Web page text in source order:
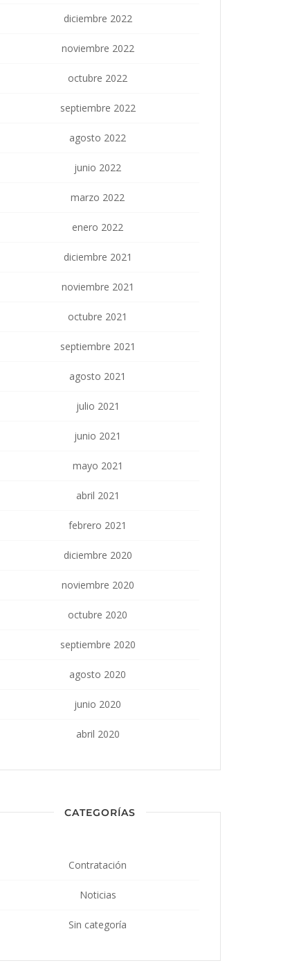
diciembre 2022
noviembre 2022
octubre 2022
septiembre 2022
agosto 2022
junio 2022
marzo 2022
enero 2022
diciembre 2021
noviembre 2021
octubre 2021
septiembre 2021
agosto 2021
julio 2021
junio 2021
mayo 2021
abril 2021
febrero 2021
diciembre 2020
noviembre 2020
octubre 2020
septiembre 2020
agosto 2020
junio 2020
abril 2020
CATEGORÍAS
Contratación
Noticias
Sin categoría